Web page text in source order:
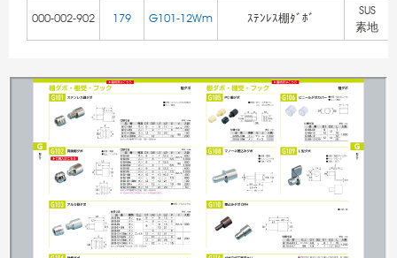
000-002-902 179 G101-12Wm ｽﾃﾝﾚｽ棚ﾀﾞﾎﾞ
SUS
素地